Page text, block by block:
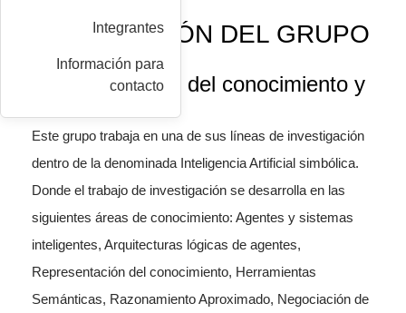
Integrantes
Información para
contacto
DESCRIPCIÓN DEL GRUPO
Representación del conocimiento y
Este grupo trabaja en una de sus líneas de investigación
dentro de la denominada Inteligencia Artificial simbólica.
Donde el trabajo de investigación se desarrolla en las
siguientes áreas de conocimiento: Agentes y sistemas
inteligentes, Arquitecturas lógicas de agentes,
Representación del conocimiento, Herramientas
Semánticas, Razonamiento Aproximado, Negociación de